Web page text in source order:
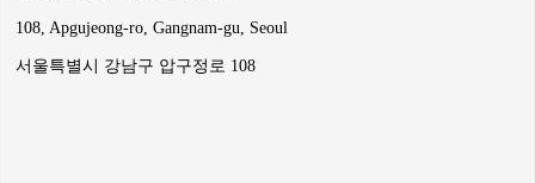
108, Apgujeong-ro, Gangnam-gu, Seoul
서울특별시 강남구 압구정로 108